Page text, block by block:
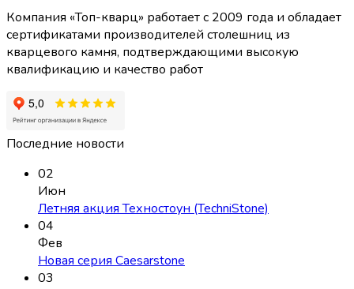
Компания «Топ-кварц» работает с 2009 года и обладает
сертификатами производителей столешниц из
кварцевого камня, подтверждающими высокую
квалификацию и качество работ
Последние новости
02
Июн
Летняя акция Техностоун (TechniStone)
04
Фев
Новая серия Caesarstone
03